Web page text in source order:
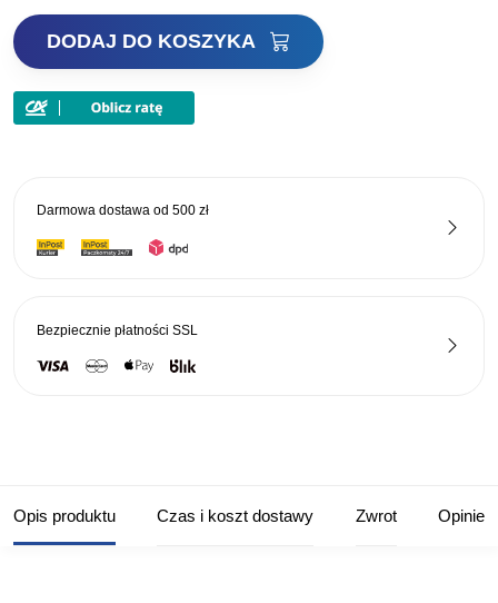
ilość
Preston
Roller
DODAJ DO KOSZYKA
Darmowa dostawa od 500 zł
Bezpiecznie płatności SSL
Opis produktu Czas i koszt dostawy Zwrot Opinie